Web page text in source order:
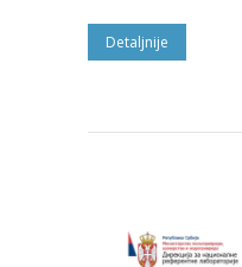
Detaljnije